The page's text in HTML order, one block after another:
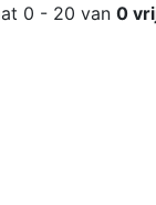
0 - 20 van 0